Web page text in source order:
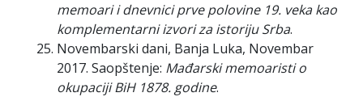
memoari i dnevnici prve polovine 19. veka kao
komplementarni izvori za istoriju Srba.
Novembarski dani, Banja Luka, Novembar
2017. Saopštenje: Mađarski memoaristi o
okupaciji BiH 1878. godine.